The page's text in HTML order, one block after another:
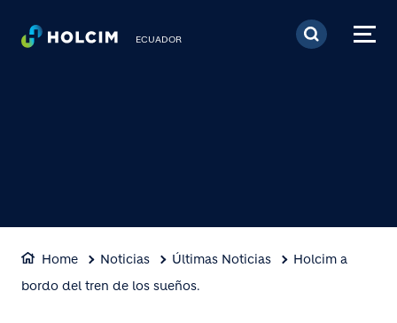
Pasar al contenido
ECUADOR
Home Noticias Últimas Noticias
Holcim a
bordo del tren de los sueños.